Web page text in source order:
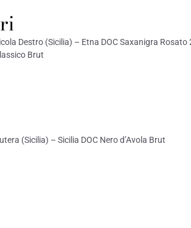
Destro (Sicilia) – Etna DOC Saxanigra Rosato
Brut
(Sicilia) – Sicilia DOC Nero d’Avola Brut